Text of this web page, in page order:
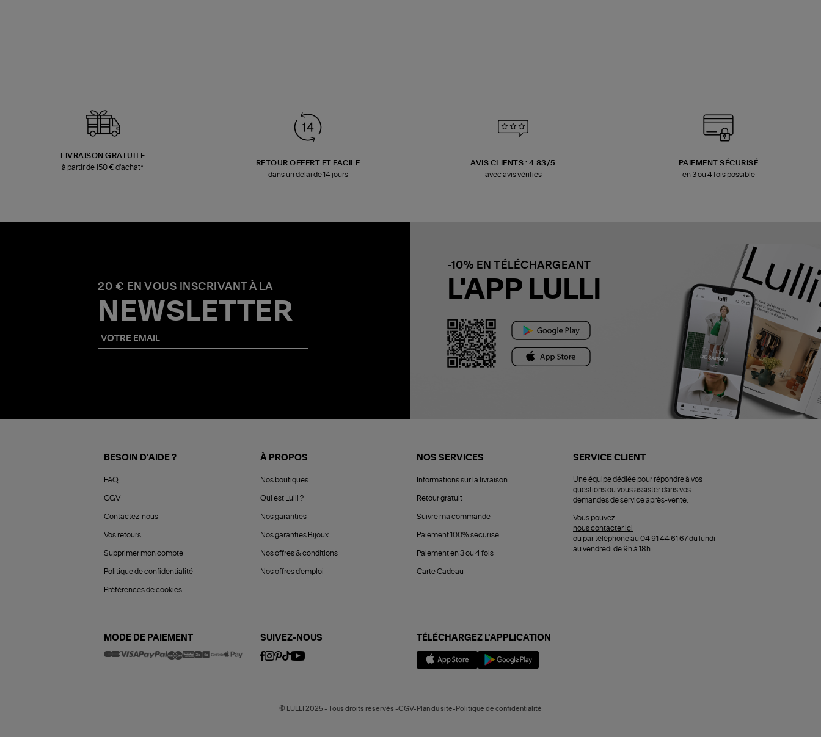
LIVRAISON GRATUITE
à partir de 150 € d'achat*
RETOUR OFFERT ET FACILE
dans un délai de 14 jours
AVIS CLIENTS : 4.83/5
avec avis vérifiés
PAIEMENT SÉCURISÉ
en 3 ou 4 fois possible
20 € EN VOUS INSCRIVANT À LA
NEWSLETTER
-10% EN TÉLÉCHARGEANT
L'APP LULLI
BESOIN D'AIDE ?
FAQ
CGV
Contactez-nous
Vos retours
Supprimer mon compte
Politique de confidentialité
Préférences de cookies
À PROPOS
Nos boutiques
Qui est Lulli ?
Nos garanties
Nos garanties Bijoux
Nos offres & conditions
Nos offres d'emploi
NOS SERVICES
Informations sur la livraison
Retour gratuit
Suivre ma commande
Paiement 100% sécurisé
Paiement en 3 ou 4 fois
Carte Cadeau
SERVICE CLIENT
Une équipe dédiée pour répondre à vos
questions ou vous assister dans vos
demandes de service après-vente.
Vous pouvez
nous contacter ici
ou par téléphone au 04 91 44 61 67 du lundi
au vendredi de 9h à 18h.
MODE DE PAIEMENT SUIVEZ-NOUS TÉLÉCHARGEZ L'APPLICATION
© LULLI 2025 - Tous droits réservés -CGV-Plan du site-Politique de confidentialité